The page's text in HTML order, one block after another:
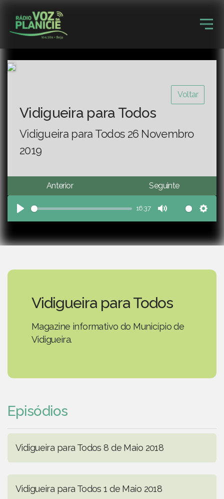
Voltar
Vidigueira para Todos
Vidigueira para Todos 26 Novembro
2019
Anterior Seguinte
Play
16:37
Mute
Vidigueira para Todos
Magazine informativo do Município de
Vidigueira.
Episódios
Vidigueira para Todos 8 de Maio 2018
Vidigueira para Todos 1 de Maio 2018